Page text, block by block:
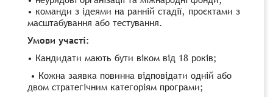
• команди з ідеями на ранній стадії, проєктами з
масштабування або тестування.
Умови участі:
• Кандидати мають бути віком від 18 років;
• Кожна заявка повинна відповідати одній або
двом стратегічним категоріям програми;